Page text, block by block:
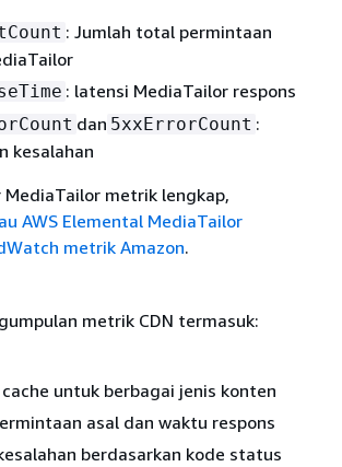
: Jumlah total permintaan
: latensi MediaTailor respons
dan 5xxErrorCount :
kesalahan
metrik lengkap,
AWS Elemental MediaTailor
metrik Amazon.
metrik CDN termasuk:
untuk berbagai jenis konten
asal dan waktu respons
berdasarkan kode status